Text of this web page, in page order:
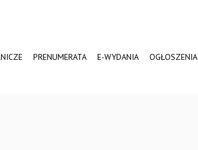
PRENUMERATA E-WYDANIA OGŁOSZENIA